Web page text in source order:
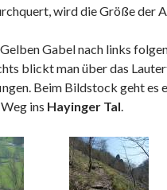
wird die Größe der
Gabel nach links
blickt man über das
Beim Bildstock geht es
ins Hayinger Tal.